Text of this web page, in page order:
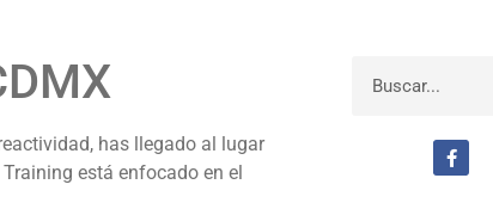
has llegado al lugar
está enfocado en el